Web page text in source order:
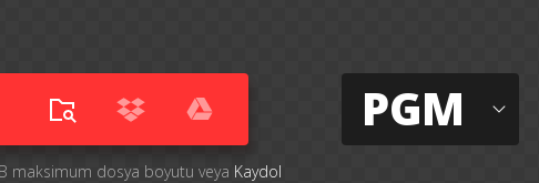
maksimum dosya boyutu veya Kaydol
PGM